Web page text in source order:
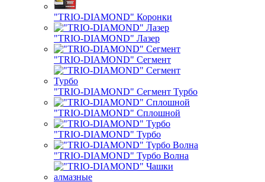
"TRIO-DIAMOND" Коронки
"TRIO-DIAMOND" Лазер
"TRIO-DIAMOND" Сегмент
"TRIO-DIAMOND" Сегмент Турбо
"TRIO-DIAMOND" Сплошной
"TRIO-DIAMOND" Турбо
"TRIO-DIAMOND" Турбо Волна